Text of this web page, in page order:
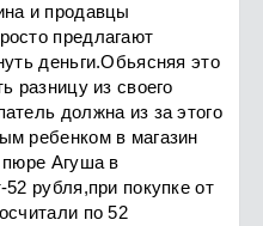
и продавцы
предлагают
деньги.Обьясняя это
разницу из своего
должна из за этого
ребенком в магазин
пюре Агуша в
рубля,при покупке от
по 52